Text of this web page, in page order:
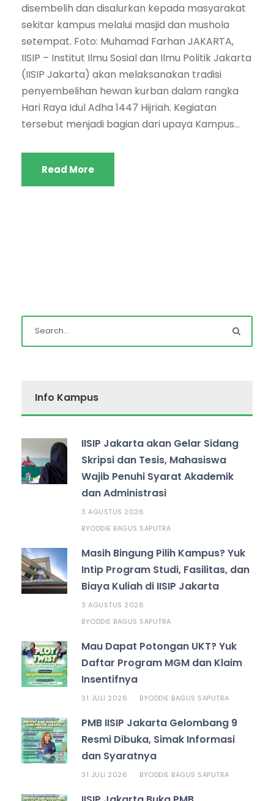
disembelih dan disalurkan kepada masyarakat
sekitar kampus melalui masjid dan mushola
setempat. Foto: Muhamad Farhan JAKARTA,
IISIP – Institut Ilmu Sosial dan Ilmu Politik Jakarta
(IISIP Jakarta) akan melaksanakan tradisi
penyembelihan hewan kurban dalam rangka
Hari Raya Idul Adha 1447 Hijriah. Kegiatan
tersebut menjadi bagian dari upaya Kampus...
Read More
Info Kampus
IISIP Jakarta akan Gelar Sidang
Skripsi dan Tesis, Mahasiswa
Wajib Penuhi Syarat Akademik
dan Administrasi
3 AGUSTUS 2026
BYODDIE BAGUS SAPUTRA
Masih Bingung Pilih Kampus? Yuk
Intip Program Studi, Fasilitas, dan
Biaya Kuliah di IISIP Jakarta
3 AGUSTUS 2026
BYODDIE BAGUS SAPUTRA
Mau Dapat Potongan UKT? Yuk
Daftar Program MGM dan Klaim
Insentifnya
31 JULI 2026 BYODDIE BAGUS SAPUTRA
PMB IISIP Jakarta Gelombang 9
Resmi Dibuka, Simak Informasi
dan Syaratnya
31 JULI 2026 BYODDIE BAGUS SAPUTRA